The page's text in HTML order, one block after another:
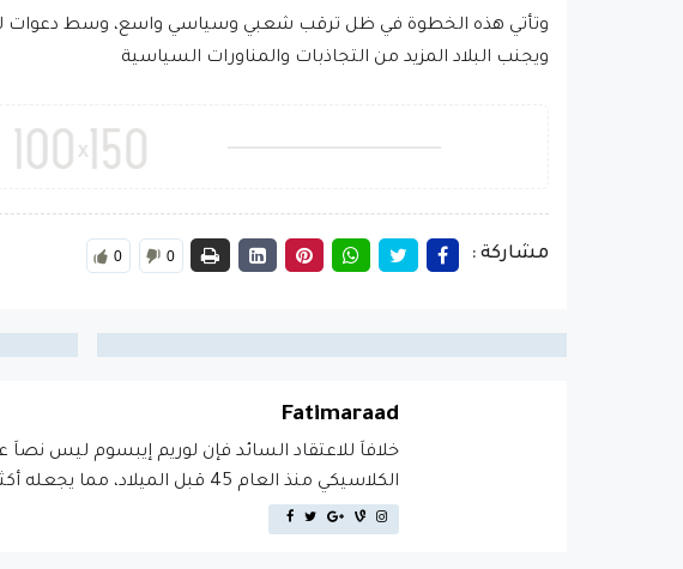
وتأتي هذه الخطوة في ظل ترقب شعبي وسياسي واسع، وسط دعوات
ويجنب البلاد المزيد من التجاذبات والمناورات السياسية
مشاركة : 0 0
Fatimaraad
خلافاَ للاعتقاد السائد فإن لوريم إيبسوم ليس نصاَ
الكلاسيكي منذ العام 45 قبل الميلاد، مما يجعله أكثر من 2000 عام في القدم.